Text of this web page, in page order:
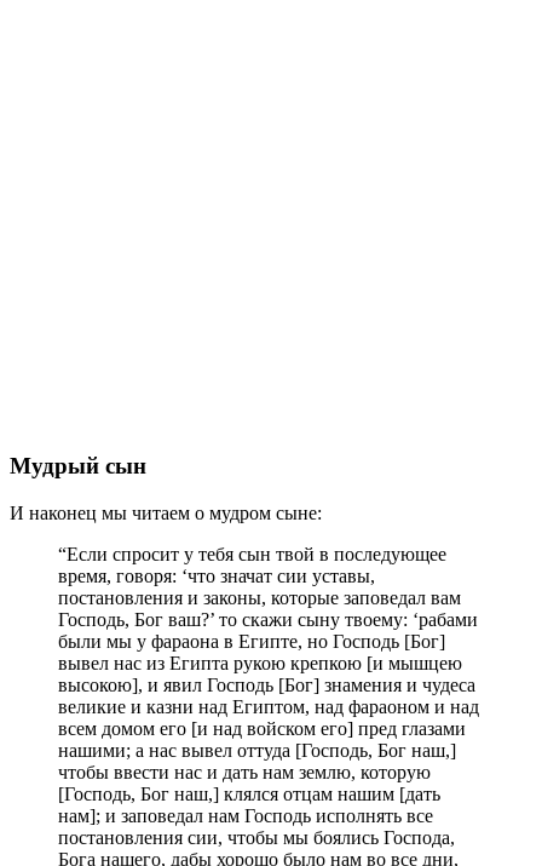
Мудрый сын
И наконец мы читаем о мудром сыне:
“Если спросит у тебя сын твой в последующее
время, говоря: ‘что значат сии уставы,
постановления и законы, которые заповедал вам
Господь, Бог ваш?’ то скажи сыну твоему: ‘рабами
были мы у фараона в Египте, но Господь [Бог]
вывел нас из Египта рукою крепкою [и мышцею
высокою], и явил Господь [Бог] знамения и чудеса
великие и казни над Египтом, над фараоном и над
всем домом его [и над войском его] пред глазами
нашими; а нас вывел оттуда [Господь, Бог наш,]
чтобы ввести нас и дать нам землю, которую
[Господь, Бог наш,] клялся отцам нашим [дать
нам]; и заповедал нам Господь исполнять все
постановления сии, чтобы мы боялись Господа,
Бога нашего, дабы хорошо было нам во все дни,